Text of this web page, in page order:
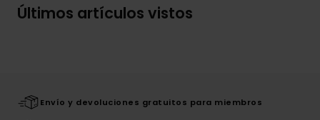
Últimos artículos vistos
Envío y devoluciones gratuitos para miembros